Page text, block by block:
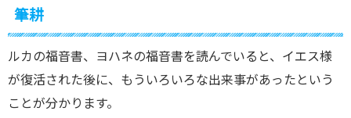
筆耕
ルカの福音書、ヨハネの福音書を読んでいると、イエス様
が復活された後に、もういろいろな出来事があったという
ことが分かります。